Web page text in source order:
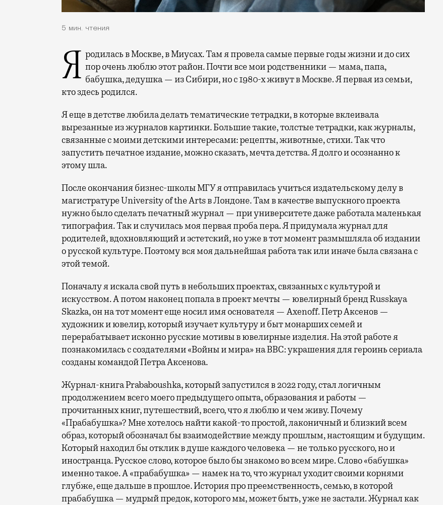
5 мин. чтения
Я родилась в Москве, в Миусах. Там я провела самые первые годы жизни и до сих пор очень люблю этот район. Почти все мои родственники — мама, папа,
бабушка, дедушка — из Сибири, но с 1980-х живут в Москве. Я первая из семьи,
кто здесь родился.
Я еще в детстве любила делать тематические тетрадки, в которые вклеивала
вырезанные из журналов картинки. Большие такие, толстые тетрадки, как журналы,
связанные с моими детскими интересами: рецепты, животные, стихи. Так что
запустить печатное издание, можно сказать, мечта детства. Я долго и осознанно к
этому шла.
После окончания бизнес-школы МГУ я отправилась учиться издательскому делу в
магистратуре University of the Arts в Лондоне. Там в качестве выпускного проекта
нужно было сделать печатный журнал — при университете даже работала маленькая
типография. Так и случилась моя первая проба пера. Я придумала журнал для
родителей, вдохновляющий и эстетский, но уже в тот момент размышляла об издании
о русской культуре. Поэтому вся моя дальнейшая работа так или иначе была связана с
этой темой.
Поначалу я искала свой путь в небольших проектах, связанных с культурой и
искусством. А потом наконец попала в проект мечты — ювелирный бренд Russkaya
Skazka, он на тот момент еще носил имя основателя — Axenoff. Петр Аксенов —
художник и ювелир, который изучает культуру и быт монарших семей и
перерабатывает исконно русские мотивы в ювелирные изделия. На этой работе я
познакомилась с создателями «Войны и мира» на BBC: украшения для героинь сериала
созданы командой Петра Аксенова.
Журнал-книга Prababoushka, который запустился в 2022 году, стал логичным
продолжением всего моего предыдущего опыта, образования и работы —
прочитанных книг, путешествий, всего, что я люблю и чем живу. Почему
«Прабабушка»? Мне хотелось найти какой-то простой, лаконичный и близкий всем
образ, который обозначал бы взаимодействие между прошлым, настоящим и будущим.
Который находил бы отклик в душе каждого человека — не только русского, но и
иностранца. Русское слово, которое было бы знакомо во всем мире. Слово «бабушка»
именно такое. А «прабабушка» — намек на то, что журнал уходит своими корнями
глубже, еще дальше в прошлое. История про преемственность, семью, в которой
прабабушка — мудрый предок, которого мы, может быть, уже не застали. Журнал как